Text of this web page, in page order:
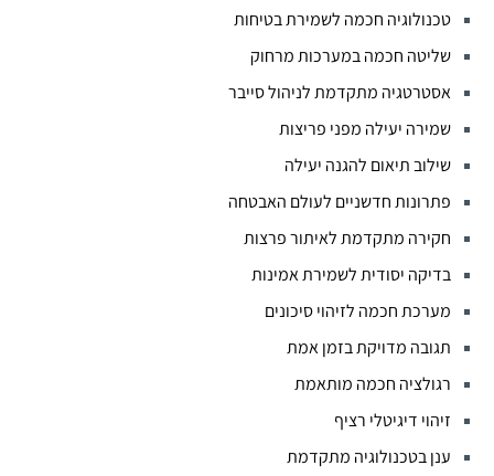
טכנולוגיה חכמה לשמירת בטיחות
שליטה חכמה במערכות מרחוק
אסטרטגיה מתקדמת לניהול סייבר
שמירה יעילה מפני פריצות
שילוב תיאום להגנה יעילה
פתרונות חדשניים לעולם האבטחה
חקירה מתקדמת לאיתור פרצות
בדיקה יסודית לשמירת אמינות
מערכת חכמה לזיהוי סיכונים
תגובה מדויקת בזמן אמת
רגולציה חכמה מותאמת
זיהוי דיגיטלי רציף
ענן בטכנולוגיה מתקדמת